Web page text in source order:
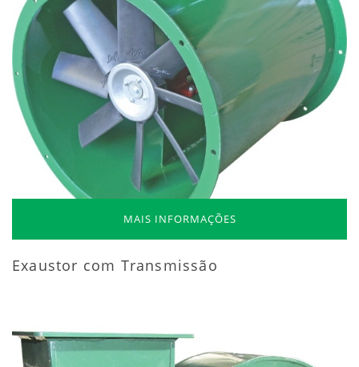
MAIS INFORMAÇÕES
Exaustor com Transmissão